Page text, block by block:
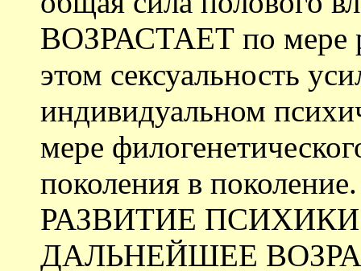
ВОЗРАСТАЕТ по мере
этом сексуальность
индивидуальном
мере
поколения в
РАЗВИТИЕ
ДАЛЬНЕЙШЕЕ